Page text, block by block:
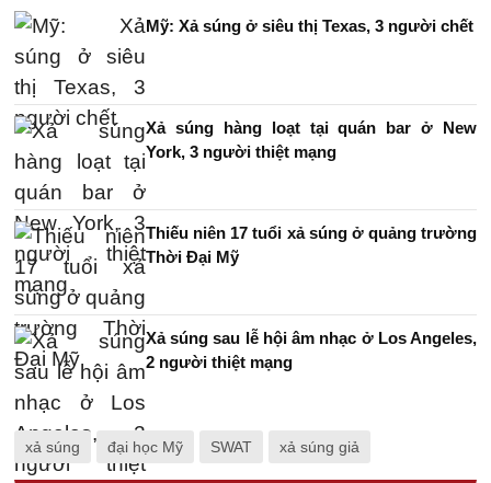
Mỹ: Xả súng ở siêu thị Texas, 3 người chết
Xả súng hàng loạt tại quán bar ở New
York, 3 người thiệt mạng
Thiếu niên 17 tuổi xả súng ở quảng trường
Thời Đại Mỹ
Xả súng sau lễ hội âm nhạc ở Los Angeles,
2 người thiệt mạng
xả súng đại học Mỹ SWAT xả súng giả